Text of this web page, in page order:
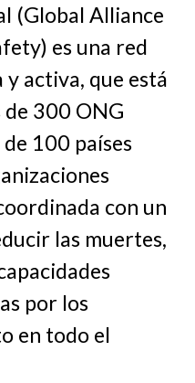
(Global Alliance
es una red
activa, que está
300 ONG
100 países
con un
las muertes,
por los
en todo el